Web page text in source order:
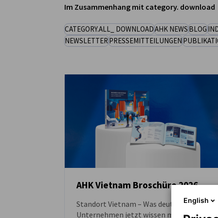
Im Zusammenhang mit category. download
CATEGORY.ALL_ DOWNLOADAHK NEWSBLOG
NEWSLETTERPRESSEMITTEILUNGEN
DOWNLOAD
AHK Vietnam Broschüre 2026
Standort Vietnam – Was deutsche
Unternehmen jetzt wissen müssen: Jetzt
English